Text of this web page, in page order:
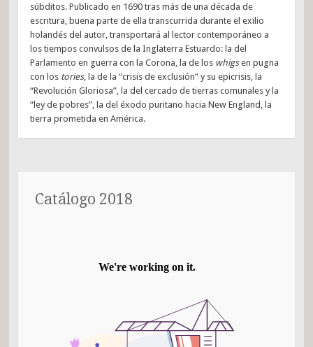
súbditos. Publicado en 1690 tras más de una década de
escritura, buena parte de ella transcurrida durante el exilio
holandés del autor, transportará al lector contemporáneo a
los tiempos convulsos de la Inglaterra Estuardo: la del
Parlamento en guerra con la Corona, la de los whigsen pugna
con los tories, la de la “crisis de exclusión” y su epicrisis, la
“Revolución Gloriosa”, la del cercado de tierras comunales y la
“ley de pobres”, la del éxodo puritano hacia New England, la
tierra prometida en América.
Catálogo 2018